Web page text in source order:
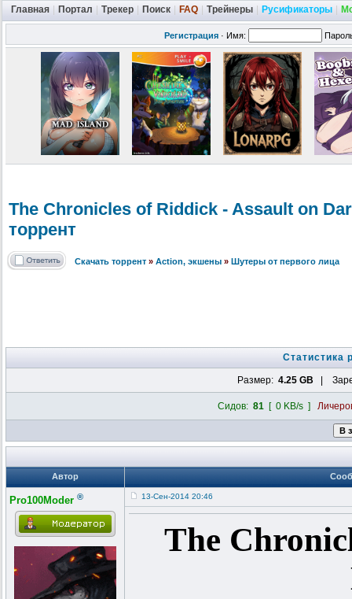
Главная Портал Трекер Поиск FAQ Трейнеры Русификаторы
Регистрация · Имя:
The Chronicles of Riddick - Assault on
торрент
Скачать торрент » Action, экшены » Шутеры от первого лица
Статистика
Размер: 4.25 GB |
Сидов: 81[ 0 KB/s ]
Автор
Pro100Moder ® 13-Сен-2014 20:46
The